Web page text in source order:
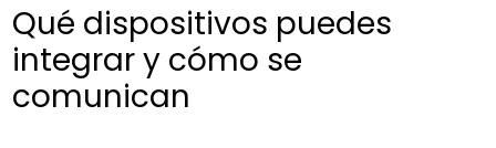
Qué dispositivos puedes
integrar y cómo se
comunican